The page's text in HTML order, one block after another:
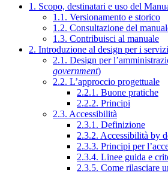
1. Scopo, destinatari e uso del
1.1. Versionamento e storico
1.2. Consultazione del
1.3. Contribuisci al manuale
2. Introduzione al design per i
2.1. Design per
government)
2.2. L’approccio progettuale
2.2.1. Buone pratiche
2.2.2. Principi
2.3. Accessibilità
2.3.1. Definizione
2.3.2. Accessibilità by
2.3.3. Principi per
2.3.4. Linee guida e
2.3.5. Come rilasciare